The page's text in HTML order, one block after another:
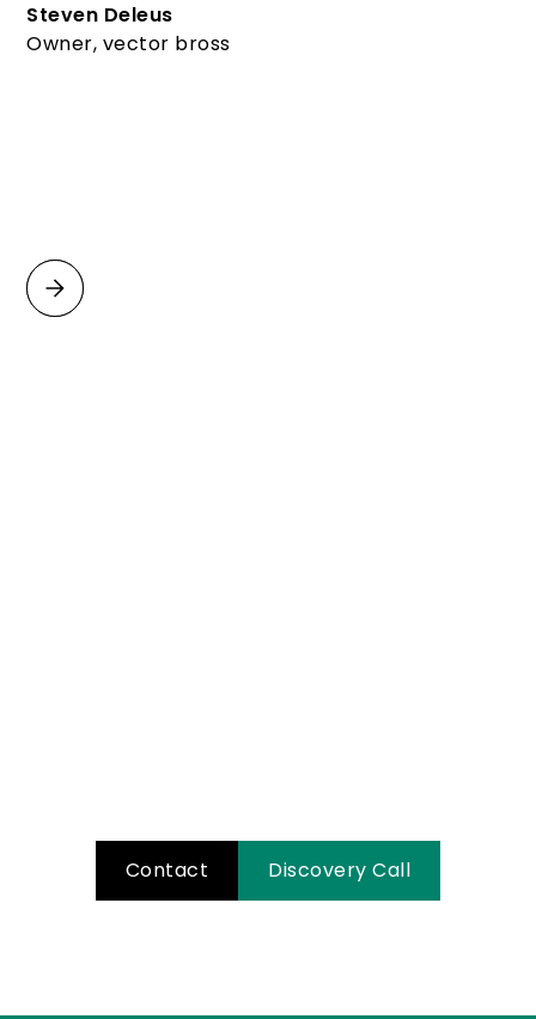
Steven Deleus
Owner, vector bross
Contact Discovery Call